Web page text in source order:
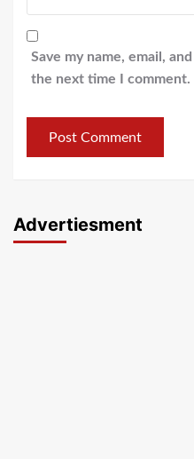
Save my name, email,
the next time I comment.
Advertiesment